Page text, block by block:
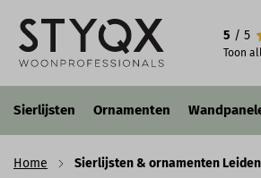
5 / 5
Toon
Sierlijsten Ornamenten
Home Sierlijsten & ornamenten Leiden